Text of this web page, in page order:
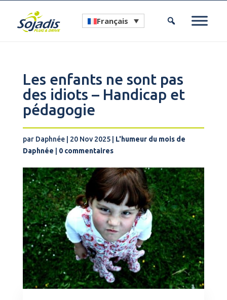
Français
Les enfants ne sont pas
des idiots – Handicap et
pédagogie
par Daphnée| 20 Nov 2025| L'humeur du mois de
Daphnée
0 commentaires